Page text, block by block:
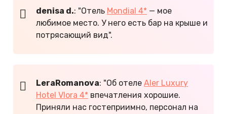
denisa d.: "Отель Mondial 4* — мое
любимое место. У него есть бар на крыше и
потрясающий вид".
LeraRomanova: "Об отеле Aler Luxury
Hotel Vlora 4* впечатления хорошие.
Приняли нас гостеприимно, персонал на